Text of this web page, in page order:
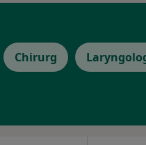
Chirurg